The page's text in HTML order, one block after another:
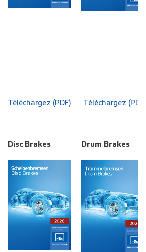
Téléchargez (PDF) Téléchargez
Disc Brakes Drum Brakes